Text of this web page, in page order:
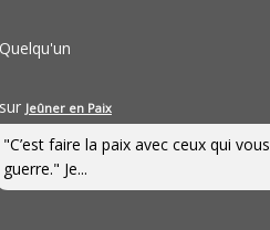
Quelqu'un
sur Jeûner en Paix
"C’est faire la paix avec ceux qui
guerre." Je...